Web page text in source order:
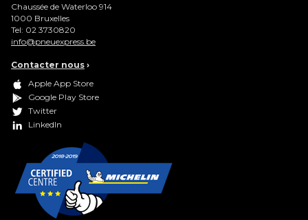
Chaussée de Waterloo 914
1000 Bruxelles
Tel: 02 3730820
info@pneuexpress.be
Contacter nous ›
Apple App Store
Google Play Store
Twitter
LinkedIn